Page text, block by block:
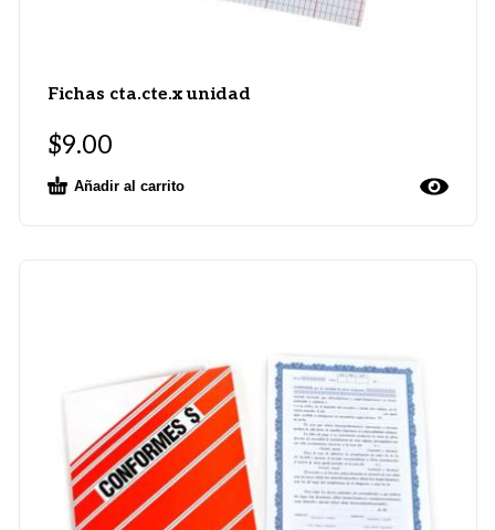
Fichas cta.cte.x unidad
$9.00
Añadir al carrito